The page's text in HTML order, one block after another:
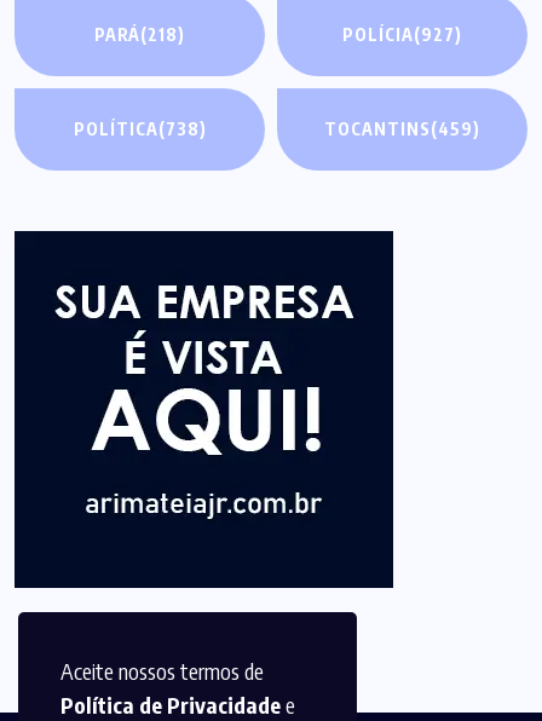
Aceite nossos termos de
Política de Privacidadee
PARÁ(218) POLÍCIA(927)
POLÍTICA(738) TOCANTINS(459)